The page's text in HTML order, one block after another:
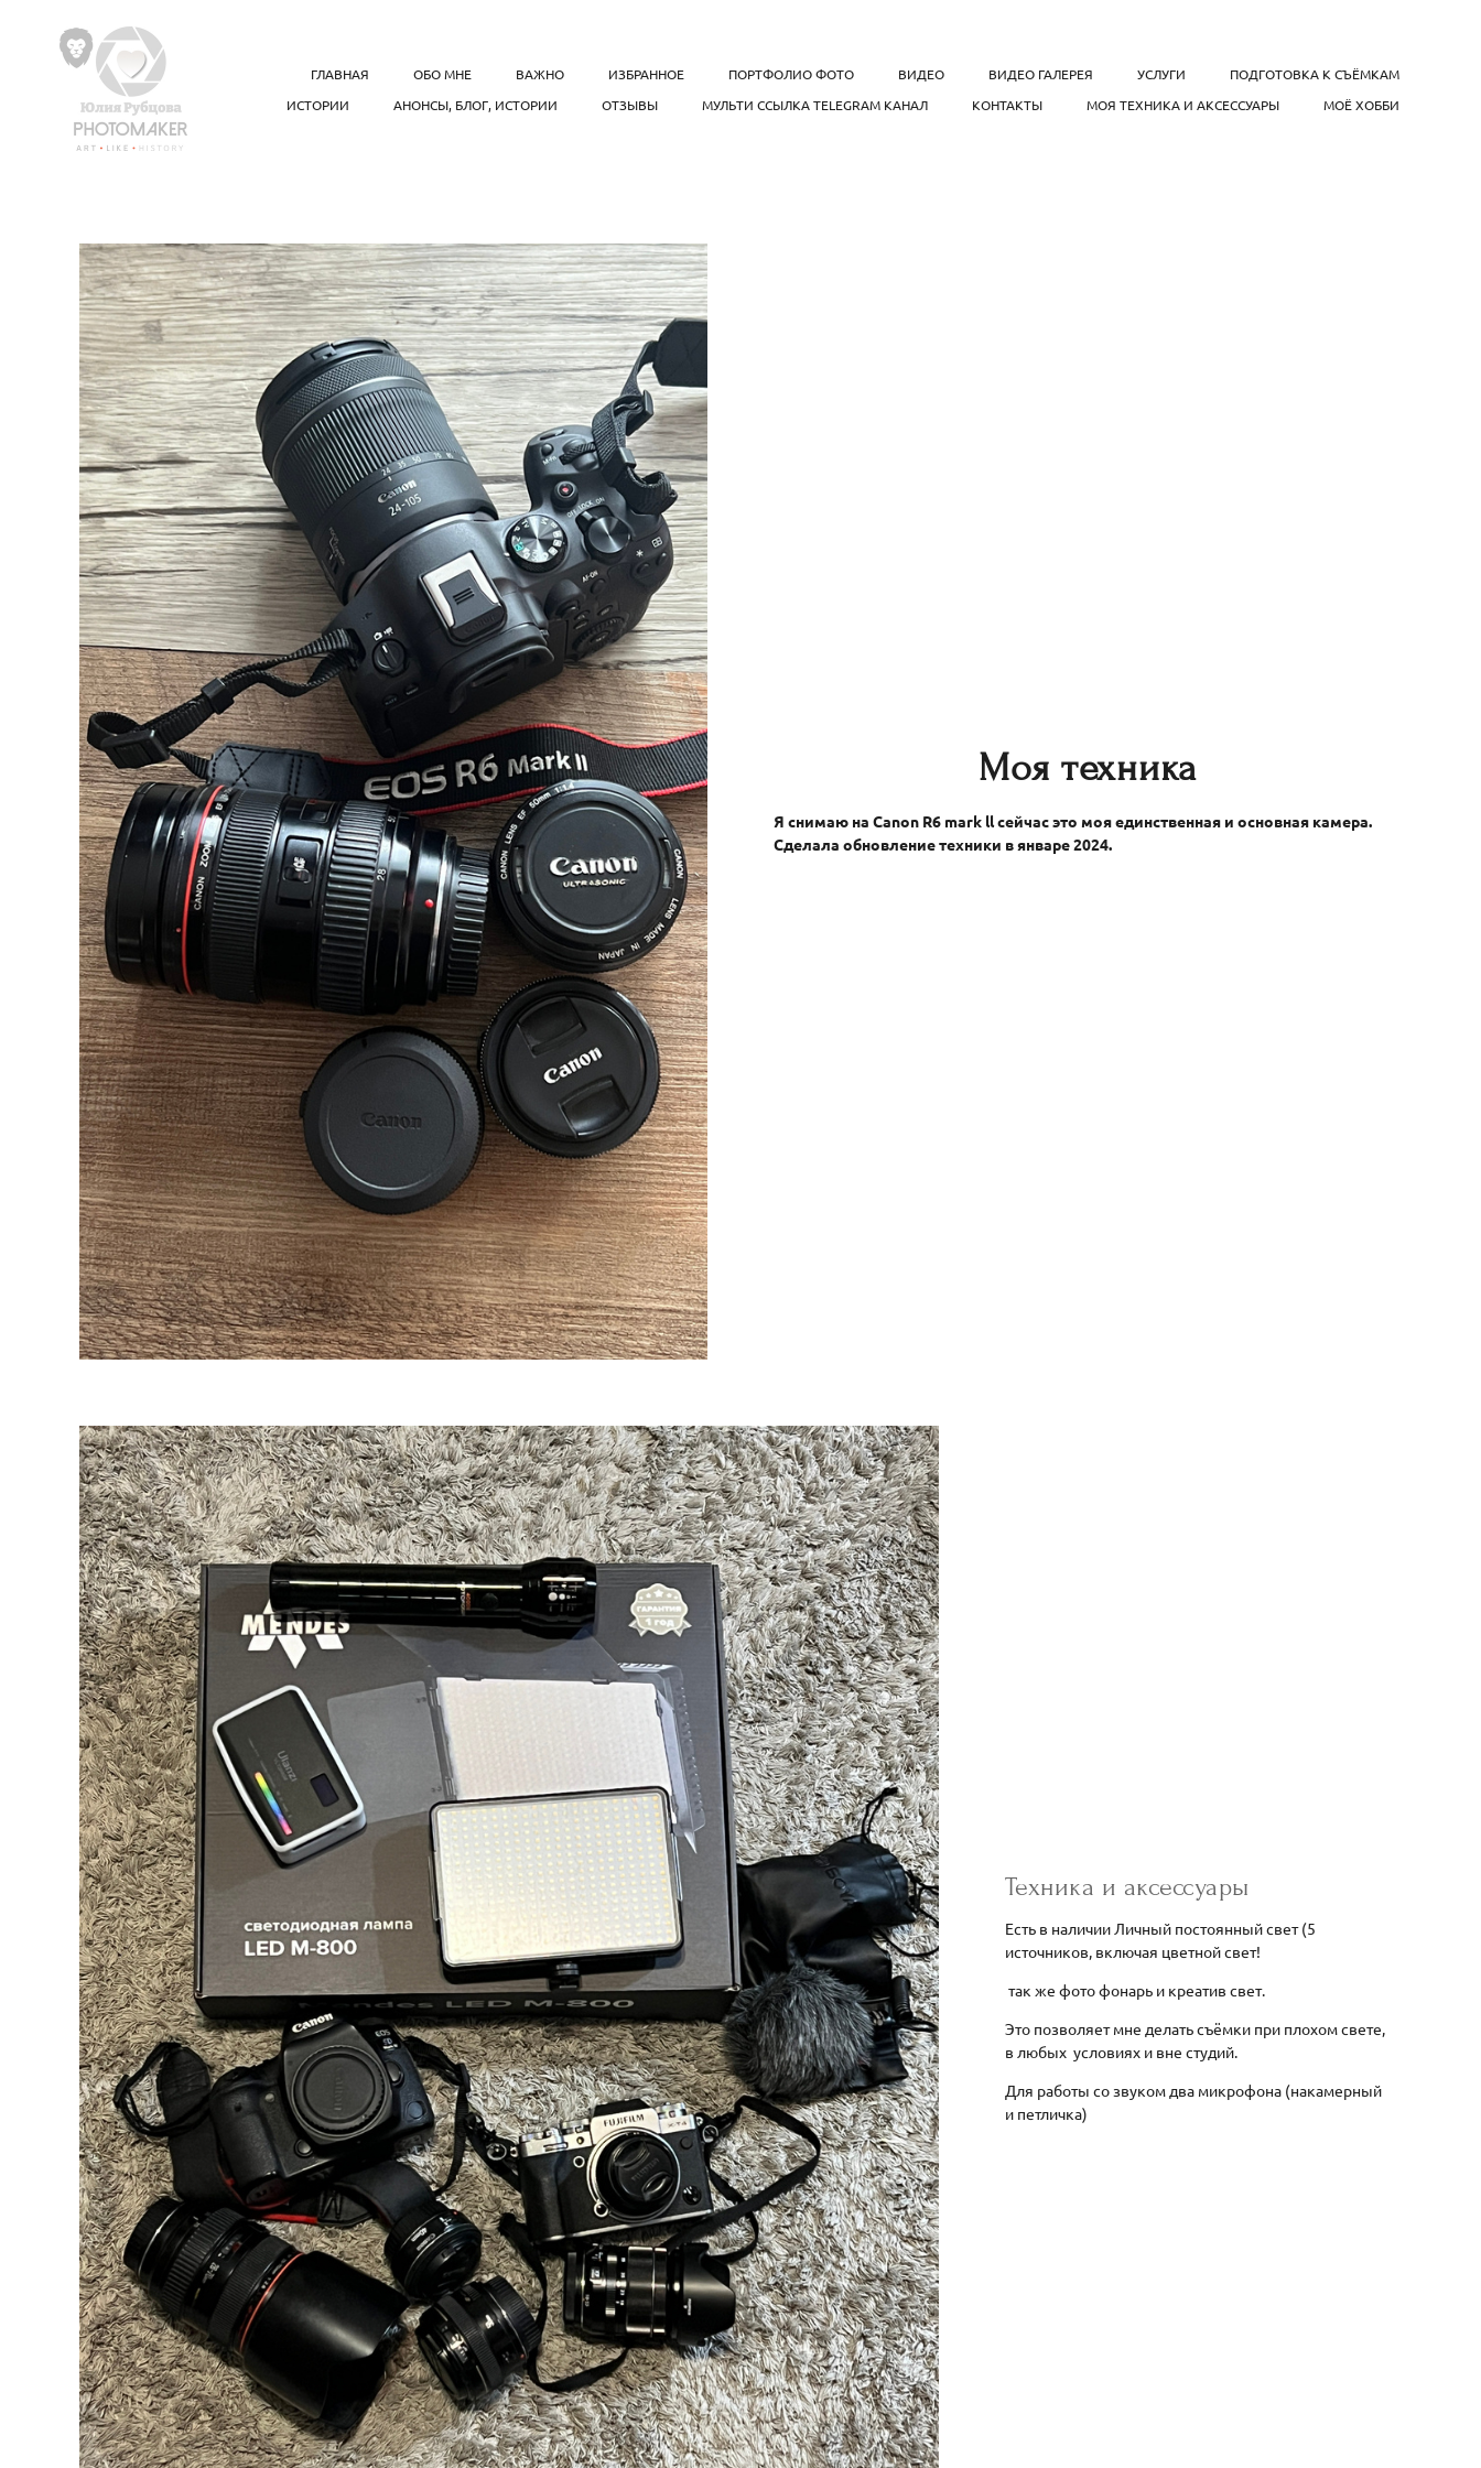
ГЛАВНАЯ ОБО МНЕ ВАЖНО ИЗБРАННОЕ ПОРТФОЛИО ФОТО ВИДЕО ВИДЕО ГАЛЕРЕЯ УСЛУГИ
ПОДГОТОВКА К СЪЁМКАМ
ИСТОРИИ
АНОНСЫ, БЛОГ, ИСТОРИИ ОТЗЫВЫ МУЛЬТИ ССЫЛКА TELEGRAM КАНАЛ КОНТАКТЫ МОЯ ТЕХНИКА И АКСЕССУАРЫ МОЁ ХОББИ
Моя техника
Я снимаю на Canon R6 mark ll сейчас это моя единственная и основная камера.
Сделала обновление техники в январе 2024.
Техника и аксессуары
Есть в наличии Личный постоянный свет (5
источников, включая цветной свет!
так же фото фонарь и креатив свет.
Это позволяет мне делать съёмки при плохом свете,
в любых условиях и вне студий.
Для работы со звуком два микрофона (накамерный
и петличка)